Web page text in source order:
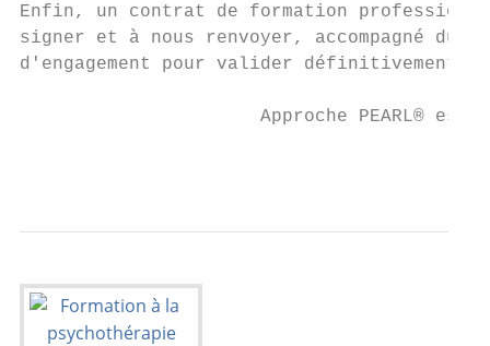
Enfin, un contrat de formation
signer et à nous renvoyer, accompagné
d'engagement pour valider définitivement
Approche PEARL® est